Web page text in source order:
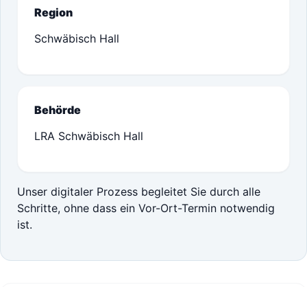
Region
Schwäbisch Hall
Behörde
LRA Schwäbisch Hall
Unser digitaler Prozess begleitet Sie durch alle
Schritte, ohne dass ein Vor-Ort-Termin notwendig
ist.